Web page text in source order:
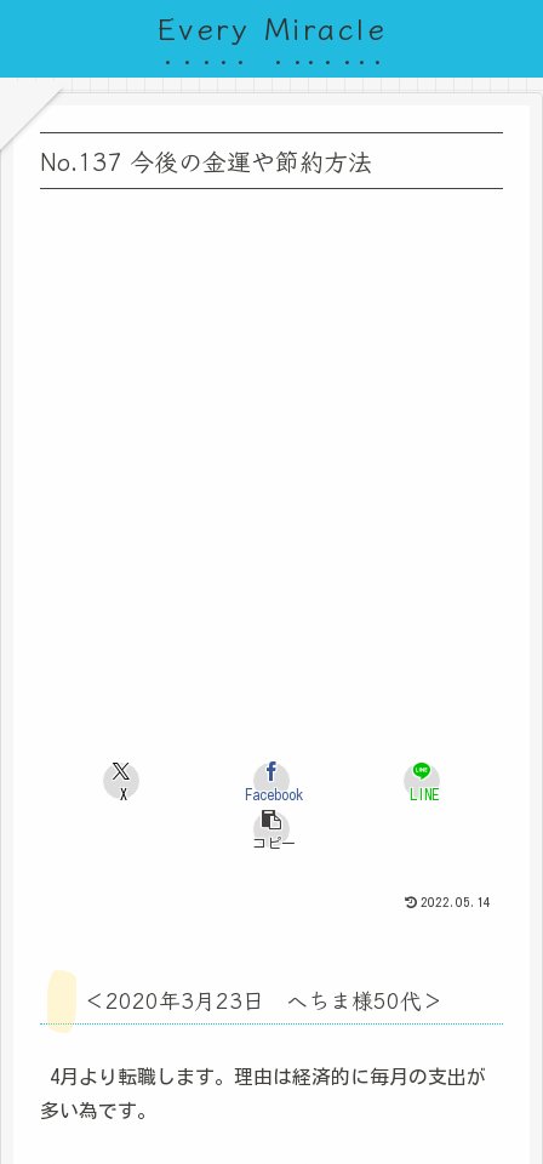
Every Miracle
No.137 今後の金運や節約方法
X Facebook LINE
コピー
2022.05.14
＜2020年3月23日 へちま様50代＞
4月より転職します。理由は経済的に毎月の支出が
多い為です。